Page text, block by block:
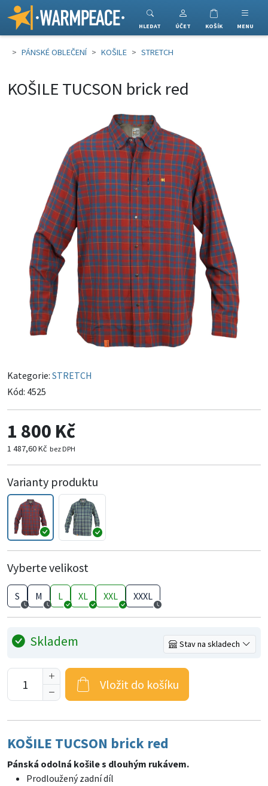
Warmpeace
HLEDAT ÚČET KOŠÍK MENU
PÁNSKÉ OBLEČENÍ KOŠILE STRETCH
KOŠILE TUCSON brick red
Kategorie: STRETCH
Kód: 4525
1 800 Kč
1 487,60 Kč bez DPH
Varianty produktu
Vyberte velikost
S M L XL XXL XXXL
Skladem Stav na skladech
Vložit do košíku
KOŠILE TUCSON brick red
Pánská odolná košile s dlouhým rukávem.
Prodloužený zadní díl